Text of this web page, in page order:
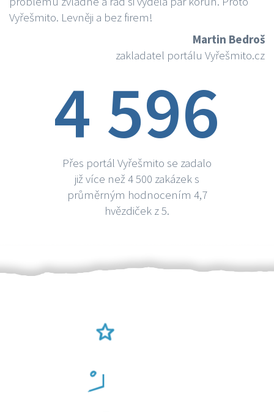
Vyřešmito. Levněji a bez firem!
Martin Bedroš
zakladatel portálu Vyřešmito.cz
4 596
Přes portál Vyřešmito se zadalo
již více než 4 500 zakázek s
průměrným hodnocením 4,7
hvězdiček z 5.